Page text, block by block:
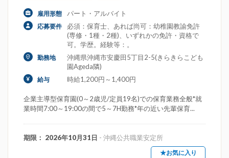
雇用形態 パート・アルバイト
応募要件
必須：保育士、あれば尚可：幼稚園教諭免許
(専修・1種・2種)、いずれかの免許・資格で
可。学歴。経験等：。
勤務地
沖縄県沖縄市安慶田5丁目2-5(きらきらこども
園Ageda隣)
給与 時給1,200円～1,400円
企業主導型保育園(0～2歳児/定員19名)での保育業務全般*就
業時間7:00～19:00の間で5～7H勤務*年の近い先輩保育...
期限： 2026年10月31日 - 沖縄公共職業安定所
★お気に入り